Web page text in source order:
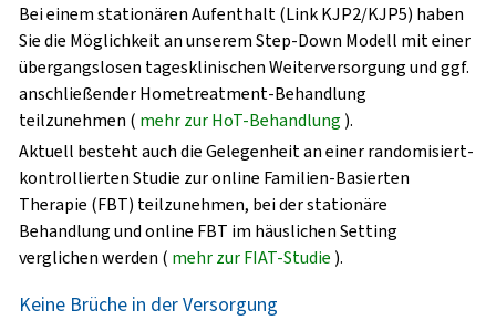
Bei einem stationären Aufenthalt (Link KJP2/KJP5) haben
Sie die Möglichkeit an unserem Step-Down Modell mit einer
übergangslosen tagesklinischen Weiterversorgung und ggf.
anschließenderHometreatment-Behandlung
teilzunehmen ( mehr zur HoT-Behandlung ).
Aktuell besteht auch die Gelegenheit an einer randomisiert-
kontrollierten Studie zur online Familien-Basierten
Therapie (FBT) teilzunehmen, bei der stationäre
Behandlung und online FBT im häuslichen Setting
verglichen werden ( mehr zur FIAT-Studie ).
Keine Brüche in der Versorgung